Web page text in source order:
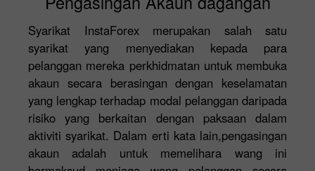
Syarikat InstaForex merupakan salah satu
syarikat yang menyediakan kepada para
pelanggan mereka perkhidmatan untuk membuka
akaun secara berasingan dengan keselamatan
yang lengkap terhadap modal pelanggan daripada
risiko yang berkaitan dengan paksaan dalam
aktiviti syarikat. Dalam erti kata lain,pengasingan
akaun adalah untuk memelihara wang ini